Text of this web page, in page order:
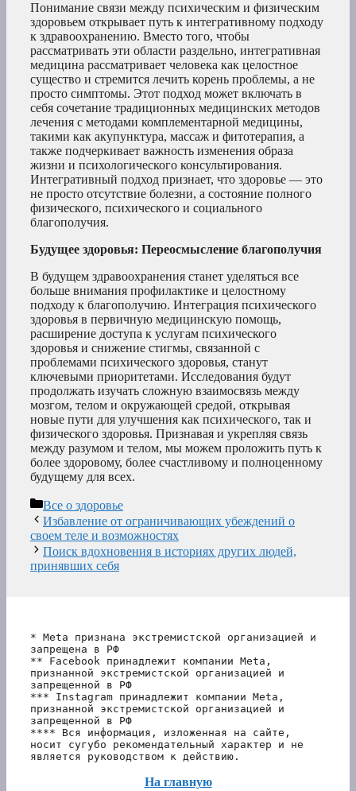
Понимание связи между психическим и физическим
здоровьем открывает путь к интегративному подходу
к здравоохранению. Вместо того, чтобы
рассматривать эти области раздельно, интегративная
медицина рассматривает человека как целостное
существо и стремится лечить корень проблемы, а не
просто симптомы. Этот подход может включать в
себя сочетание традиционных медицинских методов
лечения с методами комплементарной медицины,
такими как акупунктура, массаж и фитотерапия, а
также подчеркивает важность изменения образа
жизни и психологического консультирования.
Интегративный подход признает, что здоровье — это
не просто отсутствие болезни, а состояние полного
физического, психического и социального
благополучия.
Будущее здоровья: Переосмысление благополучия
В будущем здравоохранения станет уделяться все
больше внимания профилактике и целостному
подходу к благополучию. Интеграция психического
здоровья в первичную медицинскую помощь,
расширение доступа к услугам психического
здоровья и снижение стигмы, связанной с
проблемами психического здоровья, станут
ключевыми приоритетами. Исследования будут
продолжать изучать сложную взаимосвязь между
мозгом, телом и окружающей средой, открывая
новые пути для улучшения как психического, так и
физического здоровья. Признавая и укрепляя связь
между разумом и телом, мы можем проложить путь к
более здоровому, более счастливому и полноценному
будущему для всех.
Рубрики
Все о здоровье
Избавление от ограничивающих убеждений о
своем теле и возможностях
Поиск вдохновения в историях других людей,
принявших себя
* Meta признана экстремистской организацией и
запрещена в РФ
** Facebook принадлежит компании Meta,
признанной экстремистской организацией и
запрещенной в РФ
*** Instagram принадлежит компании Meta,
признанной экстремистской организацией и
запрещенной в РФ
**** Вся информация, изложенная на сайте,
носит сугубо рекомендательный характер и не
является руководством к действию.
На главную